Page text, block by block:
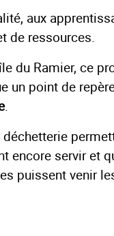
aux
de ressources.
du Ramier, ce
un point de
.
encore servir et
puissent venir